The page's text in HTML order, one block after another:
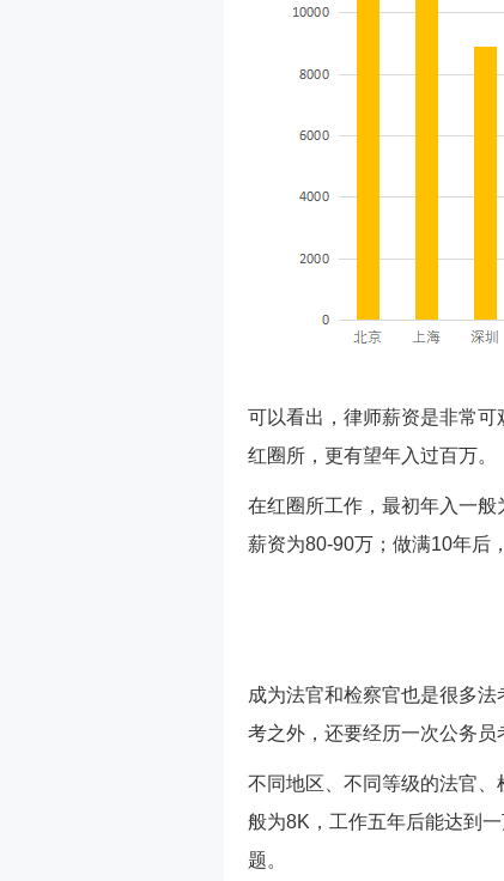
可以看出，律师薪资是非常
红圈所，更有望年入过百万。
在红圈所工作，最初年入一般
薪资为80-90万；做满10年后
成为法官和检察官也是很多
考之外，还要经历一次公务员
不同地区、不同等级的法官
般为8K，工作五年后能达到
题。